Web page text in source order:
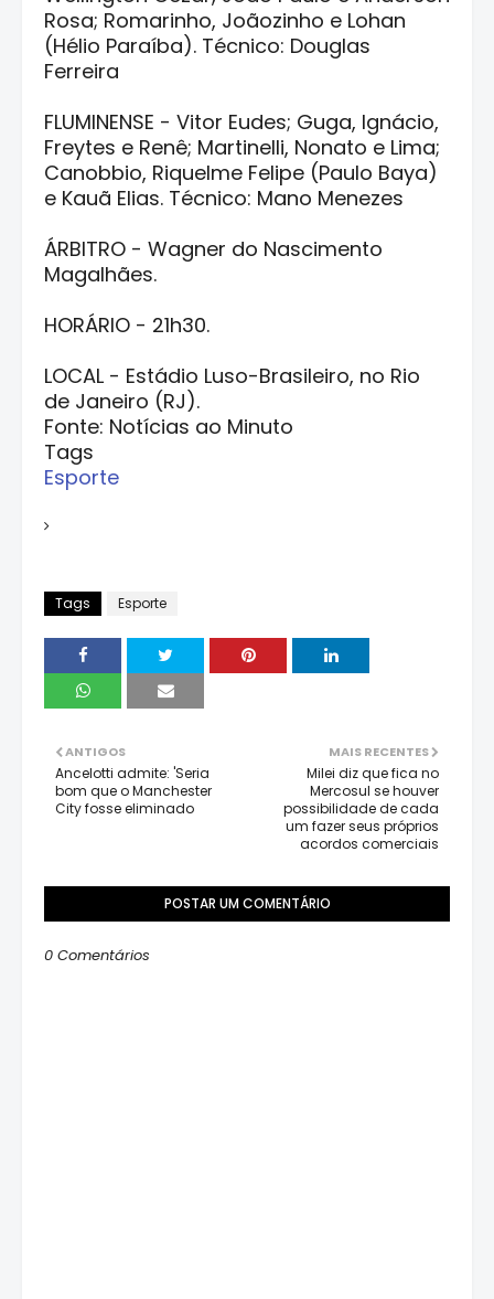
Rosa; Romarinho, Joãozinho e Lohan
(Hélio Paraíba). Técnico: Douglas
Ferreira
FLUMINENSE - Vitor Eudes; Guga, Ignácio,
Freytes e Renê; Martinelli, Nonato e Lima;
Canobbio, Riquelme Felipe (Paulo Baya)
e Kauã Elias. Técnico: Mano Menezes
ÁRBITRO - Wagner do Nascimento
Magalhães.
HORÁRIO - 21h30.
LOCAL - Estádio Luso-Brasileiro, no Rio
de Janeiro (RJ).
Fonte: Notícias ao Minuto
Tags
Esporte
Tags Esporte
MAIS RECENTES
Milei diz que fica no
Mercosul se houver
possibilidade de cada
um fazer seus próprios
acordos comerciais
ANTIGOS
Ancelotti admite: 'Seria
bom que o Manchester
City fosse eliminado
POSTAR UM COMENTÁRIO
0 Comentários